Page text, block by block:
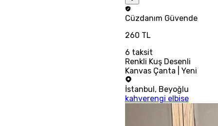
Cüzdanım Güvende
260 TL
6 taksit
Renkli Kuş Desenli
Kanvas Çanta | Yeni
İstanbul, Beyoğlu
kahverengi elbise